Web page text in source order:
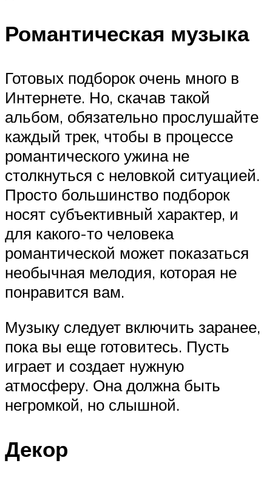
Романтическая музыка
Готовых подборок очень много в
Интернете. Но, скачав такой
альбом, обязательно прослушайте
каждый трек, чтобы в процессе
романтического ужина не
столкнуться с неловкой ситуацией.
Просто большинство подборок
носят субъективный характер, и
для какого-то человека
романтической может показаться
необычная мелодия, которая не
понравится вам.
Музыку следует включить заранее,
пока вы еще готовитесь. Пусть
играет и создает нужную
атмосферу. Она должна быть
негромкой, но слышной.
Декор